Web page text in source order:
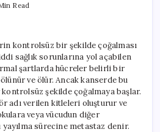
Read
kontrolsüz bir şekilde çoğalması
sağlık sorunlarına yol açabilen
şartlarda hücreler belirli bir
ve ölür. Ancak kanserde bu
şekilde çoğalmaya başlar.
adı verilen kitleleri oluşturur ve
veya vücudun diğer
sürecine metastaz denir.